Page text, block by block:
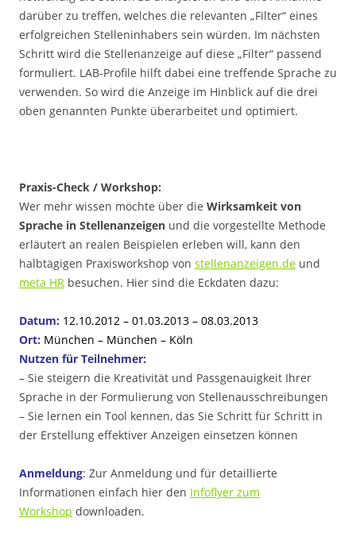
darüber zu treffen, welches die relevanten „Filter“ eines
erfolgreichen Stelleninhabers sein würden. Im nächsten
Schritt wird die Stellenanzeige auf diese „Filter“ passend
formuliert. LAB-Profile hilft dabei eine treffende Sprache zu
verwenden. So wird die Anzeige im Hinblick auf die drei
oben genannten Punkte überarbeitet und optimiert.
Praxis-Check / Workshop:
Wer mehr wissen möchte über die Wirksamkeit von
Sprache in Stellenanzeigen und die vorgestellte Methode
erläutert an realen Beispielen erleben will, kann den
halbtägigen Praxisworkshop von stellenanzeigen.de und
meta HR besuchen. Hier sind die Eckdaten dazu:
Datum: 12.10.2012 – 01.03.2013 – 08.03.2013
Ort: München – München – Köln
Nutzen für Teilnehmer:
– Sie steigern die Kreativität und Passgenauigkeit Ihrer
Sprache in der Formulierung von Stellenausschreibungen
– Sie lernen ein Tool kennen, das Sie Schritt für Schritt in
der Erstellung effektiver Anzeigen einsetzen können
Anmeldung: Zur Anmeldung und für detaillierte
Informationen einfach hier den Infoflyer zum
Workshop downloaden.